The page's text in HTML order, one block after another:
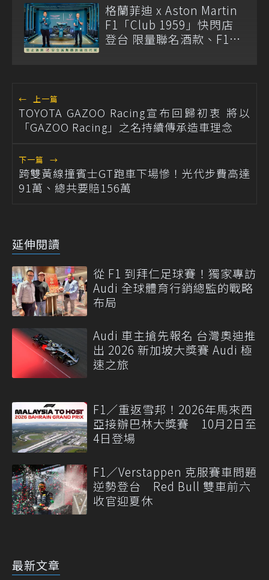
格蘭菲迪 x Aston Martin
F1「Club 1959」快閃店
登台 限量聯名酒款、F1
← 上一篇
TOYOTA GAZOO Racing宣布回歸初衷 將以
「GAZOO Racing」之名持續傳承造車理念
下一篇 →
跨雙黃線撞賓士GT跑車下場慘！光代步費高達
91萬、總共要賠156萬
延伸閱讀
從 F1 到拜仁足球賽！獨家專訪
Audi 全球體育行銷總監的戰略
布局
Audi 車主搶先報名 台灣奧迪推
出 2026 新加坡大獎賽 Audi 極
速之旅
F1／重返雪邦！2026年馬來西
亞接辦巴林大獎賽 10月2日至
4日登場
F1／Verstappen 克服賽車問題
逆勢登台 Red Bull 雙車前六
收官迎夏休
最新文章